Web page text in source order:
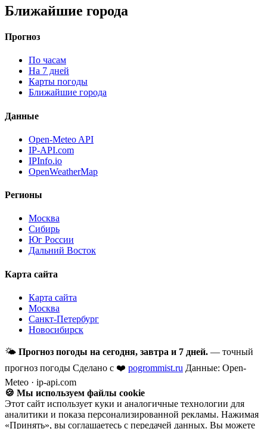
Ближайшие города
Прогноз
По часам
На 7 дней
Карты погоды
Ближайшие города
Данные
Open-Meteo API
IP-API.com
IPInfo.io
OpenWeatherMap
Регионы
Москва
Сибирь
Юг России
Дальний Восток
Карта сайта
Карта сайта
Москва
Санкт-Петербург
Новосибирск
🌤 Прогноз погоды на сегодня, завтра и 7 дней. — точный
прогноз погоды Сделано с ❤️ pogrommist.ru Данные: Open-
Meteo · ip-api.com
🍪 Мы используем файлы cookie
Этот сайт использует куки и аналогичные технологии для
аналитики и показа персонализированной рекламы. Нажимая
«Принять», вы соглашаетесь с передачей данных. Вы можете